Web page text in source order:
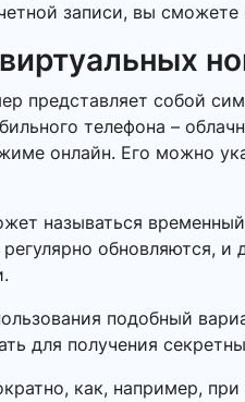
записи, вы сможете
представляет собой
телефона –
онлайн. Его можно
называться
обновляются,
подобный
для получения
как, например,